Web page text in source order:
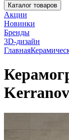
Каталог товаров
Акции
Новинки
Бренды
3D-дизайн
Главная